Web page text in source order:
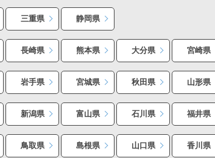
三重県 静岡県
長崎県 熊本県 大分県 宮崎県
岩手県 宮城県 秋田県 山形県
新潟県 富山県 石川県 福井県
鳥取県 島根県 山口県 香川県